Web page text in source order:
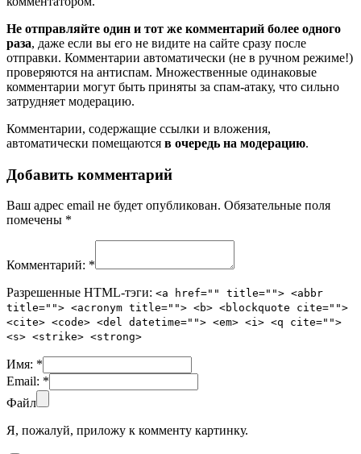
Не отправляйте один и тот же комментарий более одного
раза, даже если вы его не видите на сайте сразу после
отправки. Комментарии автоматически (не в ручном режиме!)
проверяются на антиспам. Множественные одинаковые
комментарии могут быть приняты за спам-атаку, что сильно
затрудняет модерацию.
Комментарии, содержащие ссылки и вложения,
автоматически помещаются в очередь на модерацию.
Добавить комментарий
Ваш адрес email не будет опубликован. Обязательные поля
помечены *
Комментарий: *
Разрешенные HTML-тэги: <a href="" title=""> <abbr
title=""> <acronym title=""> <b> <blockquote cite="">
<cite> <code> <del datetime=""> <em> <i> <q cite="">
<s> <strike> <strong>
Имя: *
Email: *
Файл
Я, пожалуй, приложу к комменту картинку.